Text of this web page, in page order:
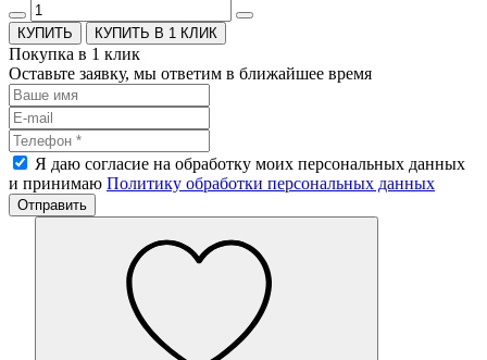
КУПИТЬ В 1 КЛИК
Покупка в 1 клик
Оставьте заявку, мы ответим в ближайшее время
Я даю согласие на обработку моих персональных данных
и принимаю Политику обработки персональных данных
Отправить